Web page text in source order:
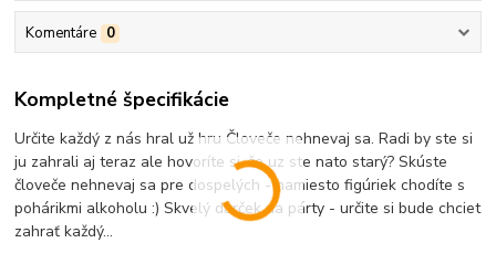
Komentáre 0
Kompletné špecifikácie
Určite každý z nás hral už hru Človeče nehnevaj sa. Radi by ste si
ju zahrali aj teraz ale hovoríte si, že uz ste nato starý? Skúste
človeče nehnevaj sa pre dospelých - namiesto figúriek chodíte s
pohárikmi alkoholu :) Skvelý darček na párty - určite si bude chciet
zahrať každý...